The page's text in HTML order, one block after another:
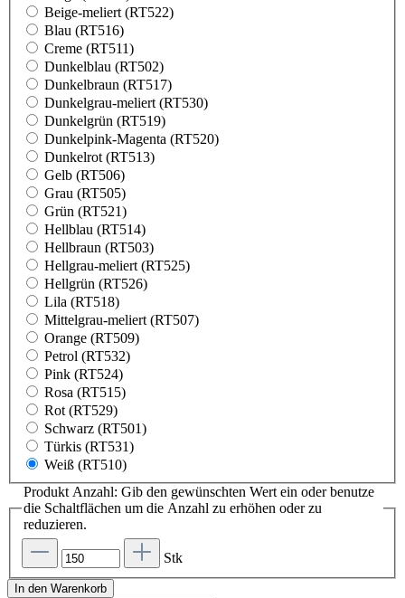
Beige-meliert (RT522)
Blau (RT516)
Creme (RT511)
Dunkelblau (RT502)
Dunkelbraun (RT517)
Dunkelgrau-meliert (RT530)
Dunkelgrün (RT519)
Dunkelpink-Magenta (RT520)
Dunkelrot (RT513)
Gelb (RT506)
Grau (RT505)
Grün (RT521)
Hellblau (RT514)
Hellbraun (RT503)
Hellgrau-meliert (RT525)
Hellgrün (RT526)
Lila (RT518)
Mittelgrau-meliert (RT507)
Orange (RT509)
Petrol (RT532)
Pink (RT524)
Rosa (RT515)
Rot (RT529)
Schwarz (RT501)
Türkis (RT531)
Weiß (RT510)
Produkt Anzahl: Gib den gewünschten Wert ein oder benutze
die Schaltflächen um die Anzahl zu erhöhen oder zu
reduzieren.
Stk
In den Warenkorb